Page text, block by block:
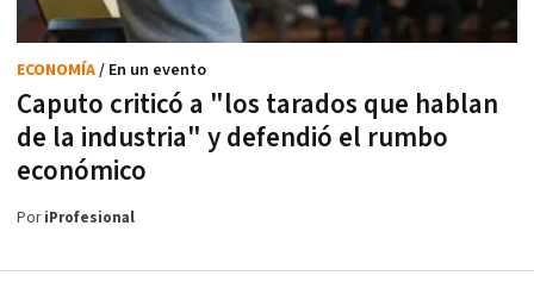
Caputo criticó a "los tarados que hablan
de la industria" y defendió el rumbo
económico
ECONOMÍA/ En un evento
PoriProfesional